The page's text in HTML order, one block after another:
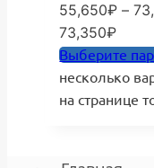
55,650₽ –
73,350₽
Выберите
несколько
на странице